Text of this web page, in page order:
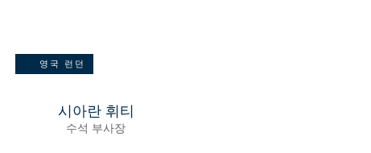
영국 런던
시아란 휘티
수석 부사장